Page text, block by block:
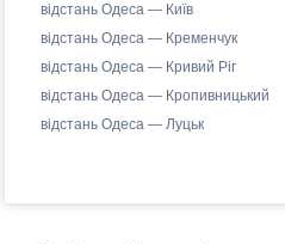
відстань Одеса — Київ
відстань Одеса — Кременчук
відстань Одеса — Кривий Ріг
відстань Одеса — Кропивницький
відстань Одеса — Луцьк